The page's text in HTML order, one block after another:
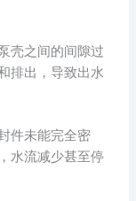
壳之间的间隙过
排出，导致出水
件未能完全密
水流减少甚至停